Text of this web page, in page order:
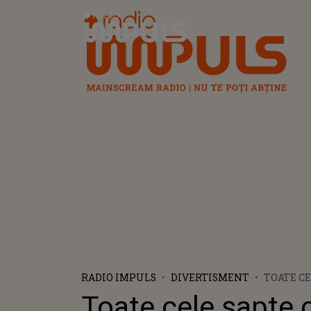
Radio Impuls
RADIO IMPULS DIVERTISMENT
TOATE
VOR FI